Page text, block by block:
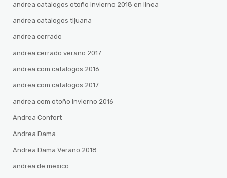
andrea catalogos otoño invierno 2018 en linea
andrea catalogos tijuana
andrea cerrado
andrea cerrado verano 2017
andrea com catalogos 2016
andrea com catalogos 2017
andrea com otoño invierno 2016
Andrea Confort
Andrea Dama
Andrea Dama Verano 2018
andrea de mexico